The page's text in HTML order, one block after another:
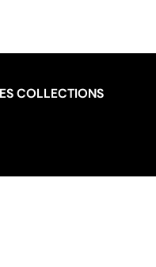
COLLECTIONS